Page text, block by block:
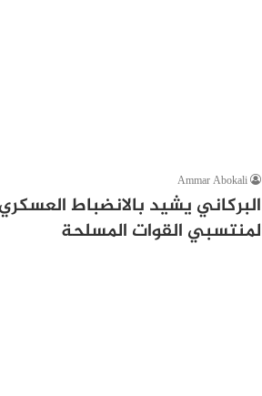
Ammar Abokali
البركاني يشيد بالانضباط العسكري
لمنتسبي القوات المسلحة